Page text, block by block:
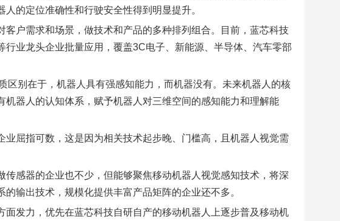
的定位准确性和行驶安全性得到明显提升。
户需求和场景，做技术和产品的多种排列组合。目前，蓝芯科技
业龙头企业批量应用，覆盖3C电子、新能源、半导体、汽车零部
别在于，机器人具有强感知能力，而机器没有。未来机器人的核
器人的认知体系，赋予机器人对三维空间的感知能力和理解能
屈指可数，这是因为相关技术起步晚、门槛高，且机器人视觉需
感器的企业也不少，但能够聚焦移动机器人视觉感知技术，将深
输出技术，规模化提供丰富产品矩阵的企业还不多。
发力，优先在蓝芯科技自研自产的移动机器人上逐步普及移动机